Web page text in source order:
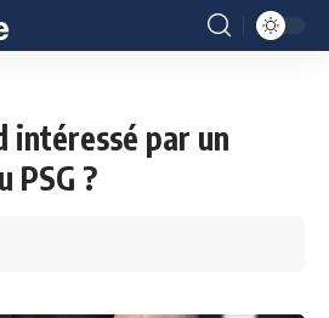
intéressé par un
PSG ?